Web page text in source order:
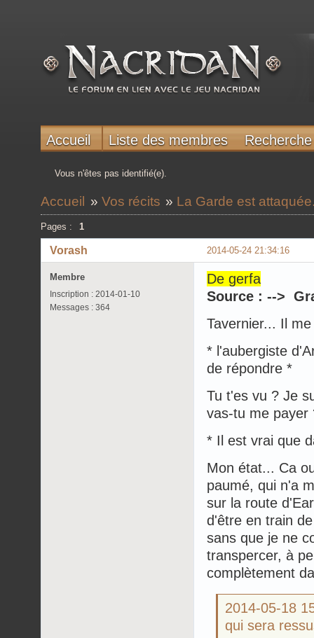
Accueil Liste des membres Recherche
Vous n'êtes pas identifié(e).
Accueil » Vos récits » La Garde est
Pages : 1
2014-05-24 21:34:16
Vorash
Membre
Inscription : 2014-01-10
Messages : 364
De gerfa
Source : -->
Tavernier... Il
* l'aubergiste
de répondre *
Tu t'es vu ? Je
vas-tu me payer
* Il est vrai que
Mon état... Ca
paumé, qui n'a
sur la route
d'être en train
sans que je ne
transpercer, à
complètement
2014-05-18
qui sera